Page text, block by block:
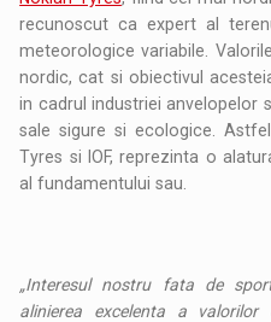
recunoscut ca expert al
meteorologice variabile.
nordic, cat si obiectivul
in cadrul industriei anvelopelor
sale sigure si ecologice.
Tyres si IOF, reprezinta o
al fundamentului sau.
„Interesul nostru fata de
alinierea excelenta a